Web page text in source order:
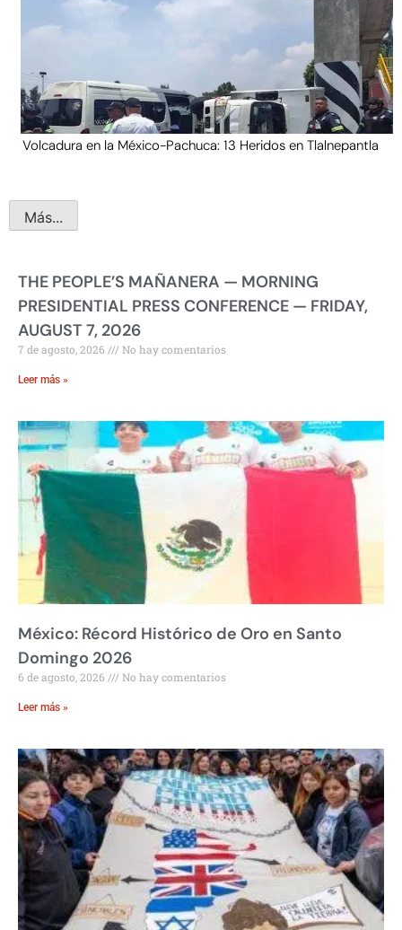
Volcadura en la México-Pachuca: 13 Heridos en Tlalnepantla
Más...
THE PEOPLE’S MAÑANERA — MORNING
PRESIDENTIAL PRESS CONFERENCE — FRIDAY,
AUGUST 7, 2026
7 de agosto, 2026 No hay comentarios
Leer más »
México: Récord Histórico de Oro en Santo
Domingo 2026
6 de agosto, 2026 No hay comentarios
Leer más »